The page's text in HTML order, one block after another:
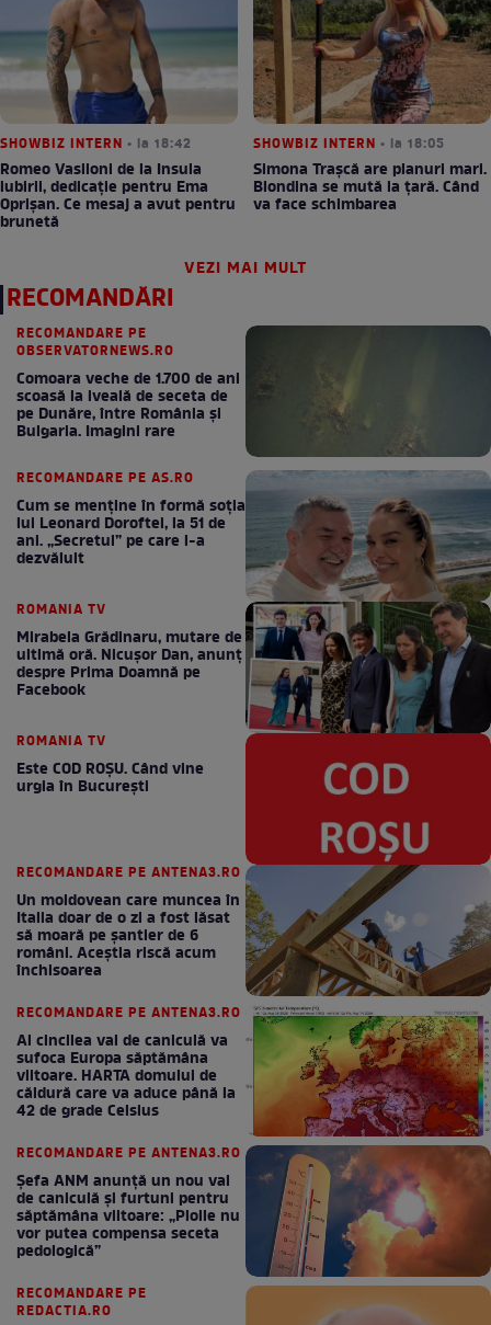
SHOWBIZ INTERN • la 18:42
Romeo Vasiloni de la Insula
iubirii, dedicație pentru Ema
Oprișan. Ce mesaj a avut pentru
brunetă
SHOWBIZ INTERN • la 18:05
Simona Trașcă are planuri mari.
Blondina se mută la țară. Când
va face schimbarea
VEZI MAI MULT
RECOMANDĂRI
RECOMANDARE PE
OBSERVATORNEWS.RO
Comoara veche de 1.700 de ani
scoasă la iveală de seceta de
pe Dunăre, între România şi
Bulgaria. Imagini rare
RECOMANDARE PE AS.RO
Cum se menţine în formă soţia
lui Leonard Doroftei, la 51 de
ani. „Secretul” pe care l-a
dezvăluit
ROMANIA TV
Mirabela Grădinaru, mutare de
ultimă oră. Nicuşor Dan, anunţ
despre Prima Doamnă pe
Facebook
ROMANIA TV
Este COD ROŞU. Când vine
urgia în Bucureşti
RECOMANDARE PE ANTENA3.RO
Un moldovean care muncea în
Italia doar de o zi a fost lăsat
să moară pe şantier de 6
români. Aceștia riscă acum
închisoarea
RECOMANDARE PE ANTENA3.RO
Al cincilea val de caniculă va
sufoca Europa săptămâna
viitoare. HARTA domului de
căldură care va aduce până la
42 de grade Celsius
RECOMANDARE PE ANTENA3.RO
Șefa ANM anunță un nou val
de caniculă și furtuni pentru
săptămâna viitoare: „Ploile nu
vor putea compensa seceta
pedologică”
RECOMANDARE PE
REDACTIA.RO